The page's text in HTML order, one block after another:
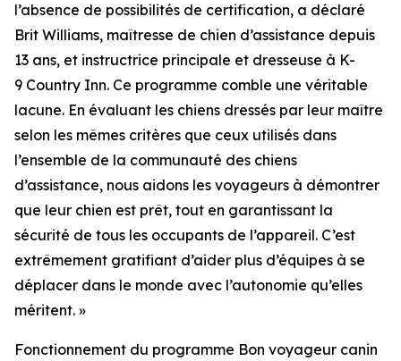
l’absence de possibilités de certification, a déclaré
Brit Williams, maîtresse de chien d’assistance depuis
13 ans, et instructrice principale et dresseuse à K-
9 Country Inn. Ce programme comble une véritable
lacune. En évaluant les chiens dressés par leur maître
selon les mêmes critères que ceux utilisés dans
l’ensemble de la communauté des chiens
d’assistance, nous aidons les voyageurs à démontrer
que leur chien est prêt, tout en garantissant la
sécurité de tous les occupants de l’appareil. C’est
extrêmement gratifiant d’aider plus d’équipes à se
déplacer dans le monde avec l’autonomie qu’elles
méritent. »
Fonctionnement du programme Bon voyageur canin